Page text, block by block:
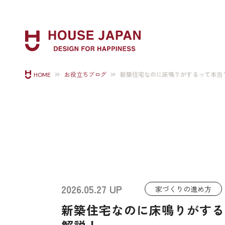
HOME お役立ちブログ 新築住宅なのに床鳴りがするって本
2026.05.27 UP 家づくりの進め方
新築住宅なのに床鳴りがす